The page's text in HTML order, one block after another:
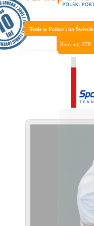
Tenis w Polsce i na Świecie
Ranking ATP